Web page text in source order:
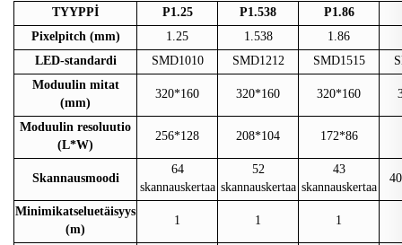
TYYPPİ P1.25 P1.538
P1.86
Pixelpitch (mm)
1.25 1.538
1.86
LED-standardi
SMD1010 SMD1212 SMD1515
Moduulin mitat
(mm)
320*160 320*160 320*160
Moduulin resoluutio
(L*W)
256*128 208*104 172*86
Skannausmoodi
64
skannauskertaa
52
skannauskertaa
43
skannauskertaa
Minimikatseluetäisyys
(m)
1 1 1